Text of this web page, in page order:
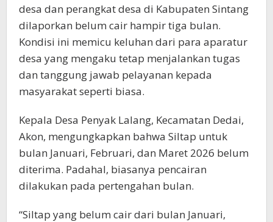
desa dan perangkat desa di Kabupaten Sintang
dilaporkan belum cair hampir tiga bulan.
Kondisi ini memicu keluhan dari para aparatur
desa yang mengaku tetap menjalankan tugas
dan tanggung jawab pelayanan kepada
masyarakat seperti biasa.
Kepala Desa Penyak Lalang, Kecamatan Dedai,
Akon, mengungkapkan bahwa Siltap untuk
bulan Januari, Februari, dan Maret 2026 belum
diterima. Padahal, biasanya pencairan
dilakukan pada pertengahan bulan.
“Siltap yang belum cair dari bulan Januari,